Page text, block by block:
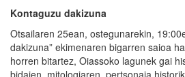
Kontaguzu dakizuna
Otsailaren 25ean, ostegunarekin,
dakizuna” ekimenaren bigarren saioa
horren bitartez, Oiassoko lagunek gai
bidaien, mitologiaren, pertsonaia